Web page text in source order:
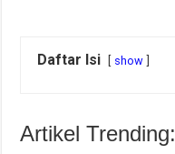
Daftar Isi show
Artikel Trending: